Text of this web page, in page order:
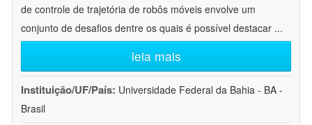
de controle de trajetória de robôs móveis envolve um
conjunto de desafios dentre os quais é possível destacar ...
leia mais
Instituição/UF/País: Universidade Federal da Bahia - BA -
Brasil